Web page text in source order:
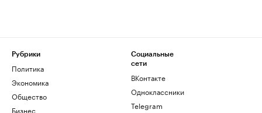
Рубрики
Политика
Экономика
Общество
Бизнес
Социальные
сети
ВКонтакте
Одноклассники
Telegram